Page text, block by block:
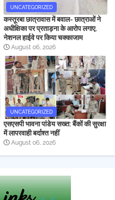
UNCATEGORIZED
कस्तूरबा छात्रावास में बवाल- छात्राओं ने
अधीक्षिका पर प्रताड़ना के आरोप लगाए,
नेशनल हाईवे पर किया चक्काजाम
August 06, 2026
UNCATEGORIZED
एसएसपी भावना पांडेय सख्त: बैंकों की सुरक्षा
में लापरवाही बर्दाश्त नहीं
August 06, 2026